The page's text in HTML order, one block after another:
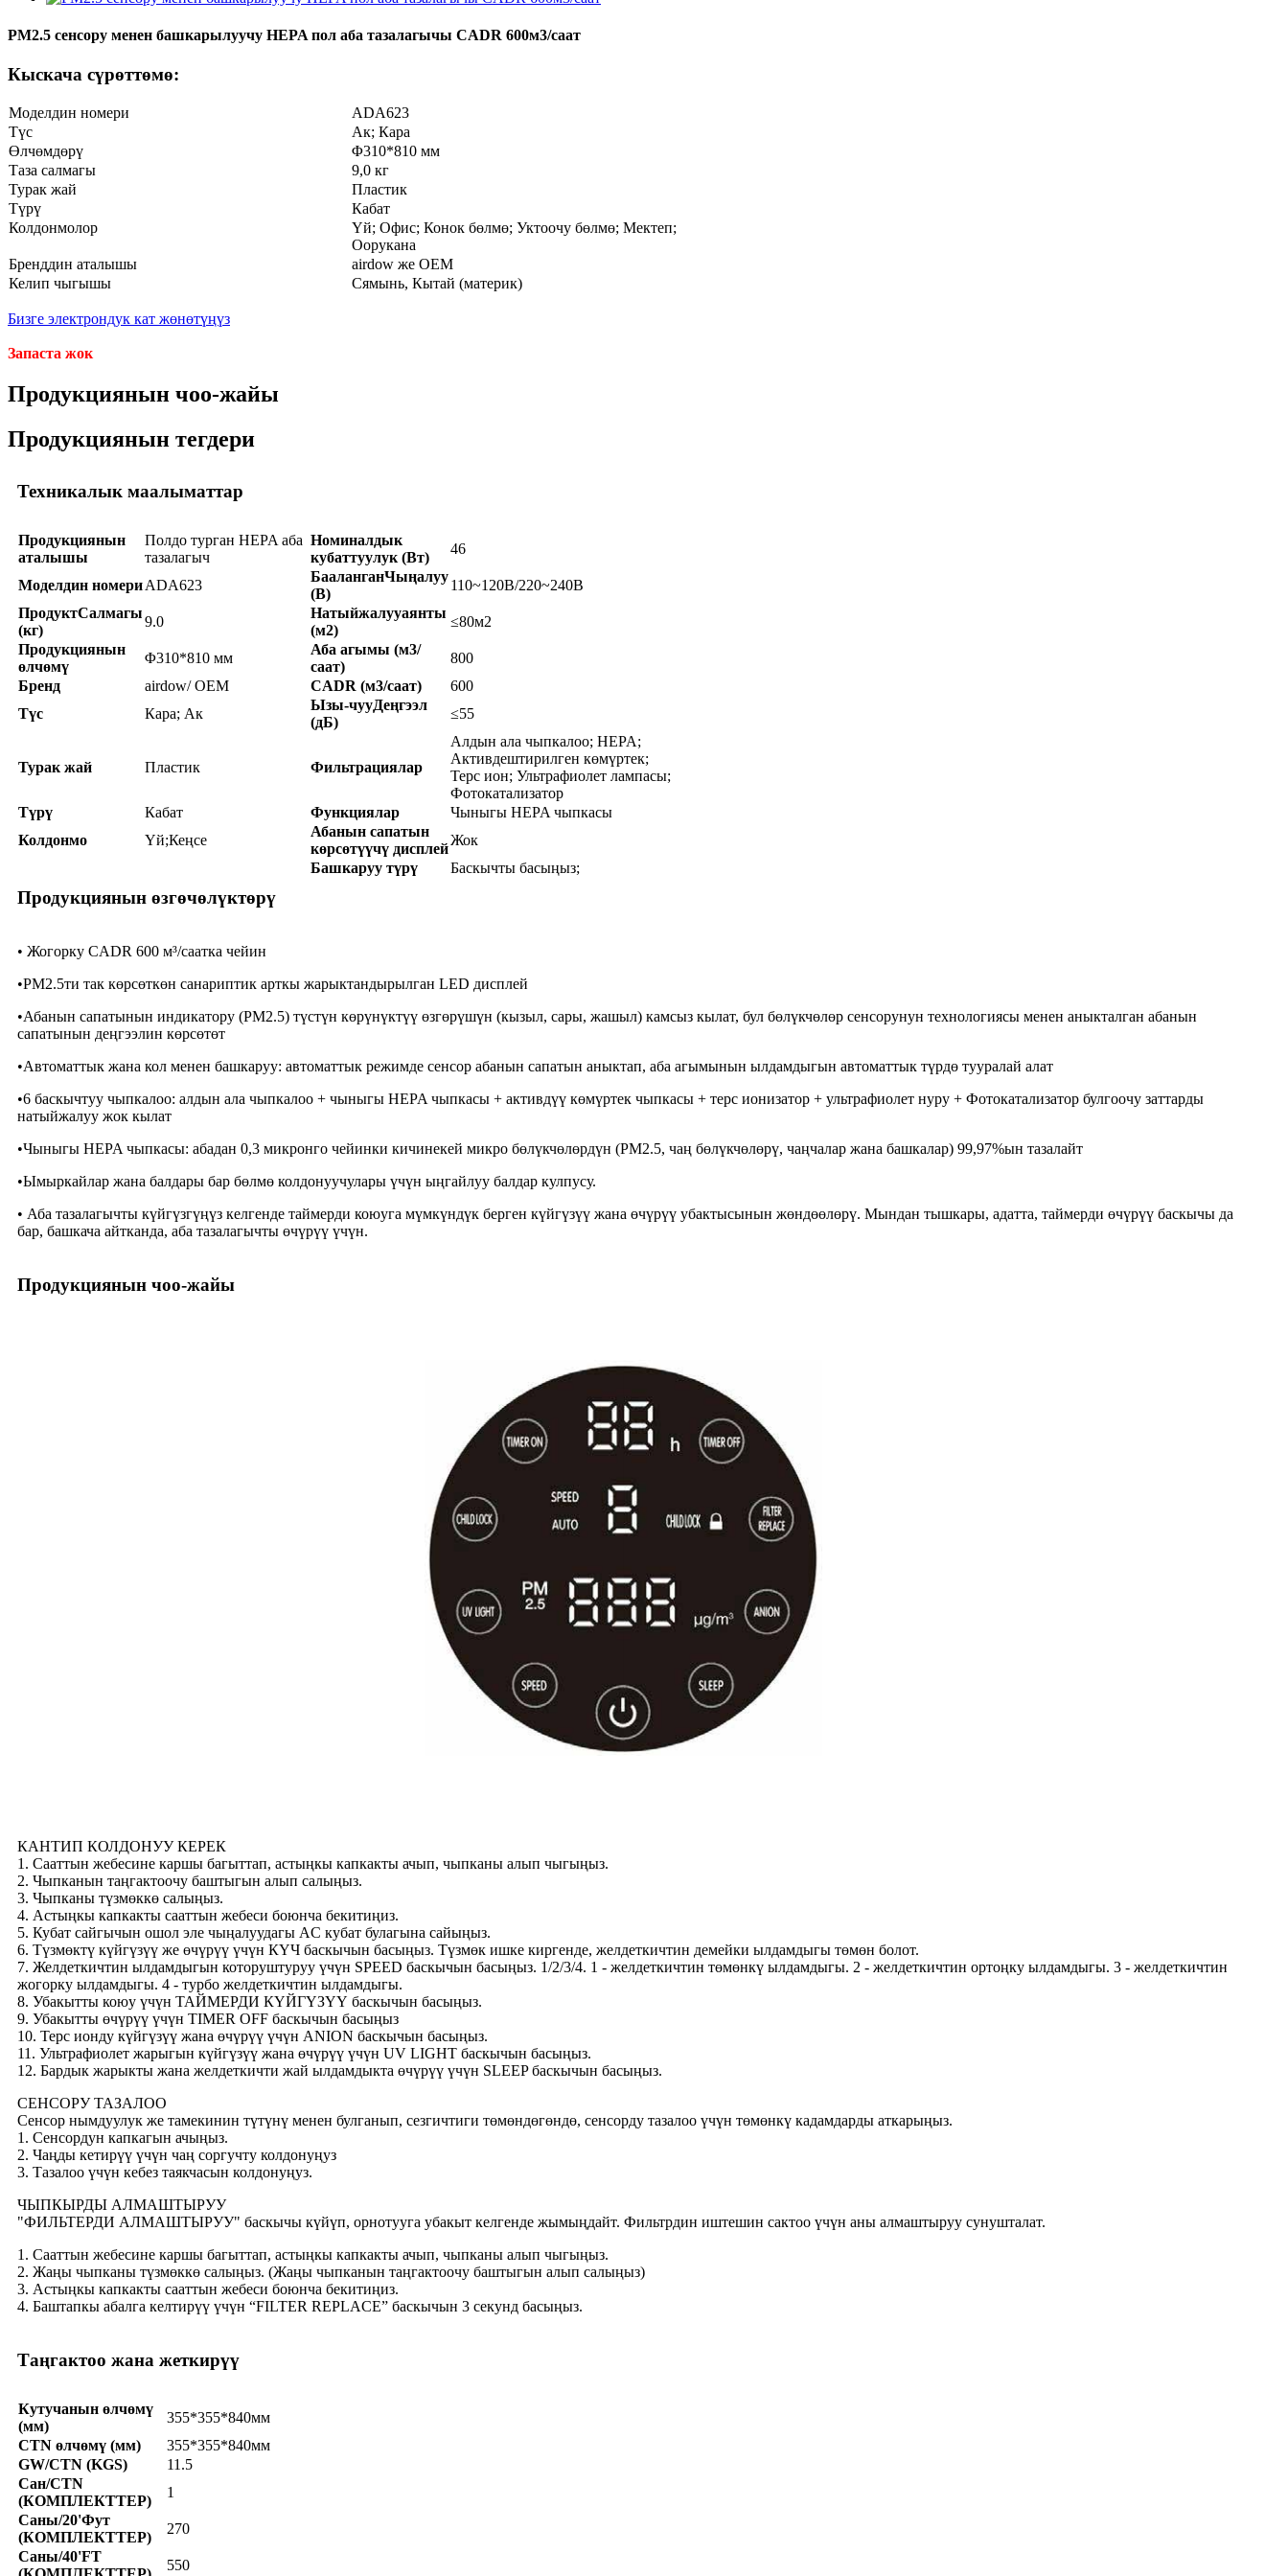
PM2.5 сенсору менен башкарылуучу HEPA пол аба тазалагычы CADR 600м3/саат
Кыскача сүрөттөмө:
Моделдин номери
ADA623
Түс
Ак; Кара
Өлчөмдөрү
Φ310*810 мм
Таза салмагы
9,0 кг
Турак жай
Пластик
Түрү
Кабат
Колдонмолор
Үй; Офис; Конок бөлмө; Уктоочу бөлмө; Мектеп;
Оорукана
Бренддин аталышы
airdow же OEM
Келип чыгышы
Сямынь, Кытай (материк)
Бизге электрондук кат жөнөтүңүз
Запаста жок
Продукциянын чоо-жайы
Продукциянын тегдери
Техникалык маалыматтар
Продукциянын
аталышы
Полдо турган HEPA аба
тазалагыч
Номиналдык
кубаттуулук (Вт)
46
Моделдин номериADA623
БааланганЧыңалуу
(В)
110~120В/220~240В
ПродуктСалмагы
(кг)
9.0
Натыйжалууаянты
(м2)
≤80м2
Продукциянын
өлчөмү
Φ310*810 мм
Аба агымы (м3/
саат)
800
Бренд
airdow/ OEM CADR (м3/саат)
600
Түс
Кара; Ак
Ызы-чууДеңгээл
(дБ)
≤55
Турак жай Пластик Фильтрациялар
Алдын ала чыпкалоо; HEPA;
Активдештирилген көмүртек;
Терс ион; Ультрафиолет лампасы;
Фотокатализатор
Түрү
Кабат Функциялар
Чыныгы HEPA чыпкасы
Колдонмо
Үй;Кеңсе
Абанын сапатын
көрсөтүүчү дисплей
Жок
Башкаруу түрү
Баскычты басыңыз;
Продукциянын өзгөчөлүктөрү
• Жогорку CADR 600 м³/саатка чейин
•PM2.5ти так көрсөткөн санариптик арткы жарыктандырылган LED дисплей
•Абанын сапатынын индикатору (PM2.5) түстүн көрүнүктүү өзгөрүшүн (кызыл, сары, жашыл) камсыз кылат, бул бөлүкчөлөр сенсорунун технологиясы менен аныкталган абанын
сапатынын деңгээлин көрсөтөт
•Автоматтык жана кол менен башкаруу: автоматтык режимде сенсор абанын сапатын аныктап, аба агымынын ылдамдыгын автоматтык түрдө тууралай алат
•6 баскычтуу чыпкалоо: алдын ала чыпкалоо + чыныгы HEPA чыпкасы + активдүү көмүртек чыпкасы + терс ионизатор + ультрафиолет нуру + Фотокатализатор булгоочу заттарды
натыйжалуу жок кылат
•Чыныгы HEPA чыпкасы: абадан 0,3 микронго чейинки кичинекей микро бөлүкчөлөрдүн (PM2.5, чаң бөлүкчөлөрү, чаңчалар жана башкалар) 99,97%ын тазалайт
•Ымыркайлар жана балдары бар бөлмө колдонуучулары үчүн ыңгайлуу балдар кулпусу.
• Аба тазалагычты күйгүзгүңүз келгенде таймерди коюуга мүмкүндүк берген күйгүзүү жана өчүрүү убактысынын жөндөөлөрү. Мындан тышкары, адатта, таймерди өчүрүү баскычы да
бар, башкача айтканда, аба тазалагычты өчүрүү үчүн.
Продукциянын чоо-жайы
КАНТИП КОЛДОНУУ КЕРЕК
1. Сааттын жебесине каршы багыттап, астыңкы капкакты ачып, чыпканы алып чыгыңыз.
2. Чыпканын таңгактоочу баштыгын алып салыңыз.
3. Чыпканы түзмөккө салыңыз.
4. Астыңкы капкакты сааттын жебеси боюнча бекитиңиз.
5. Кубат сайгычын ошол эле чыңалуудагы AC кубат булагына сайыңыз.
6. Түзмөктү күйгүзүү же өчүрүү үчүн КҮЧ баскычын басыңыз. Түзмөк ишке киргенде, желдеткичтин демейки ылдамдыгы төмөн болот.
7. Желдеткичтин ылдамдыгын которуштуруу үчүн SPEED баскычын басыңыз. 1/2/3/4. 1 - желдеткичтин төмөнкү ылдамдыгы. 2 - желдеткичтин ортоңку ылдамдыгы. 3 - желдеткичтин
жогорку ылдамдыгы. 4 - турбо желдеткичтин ылдамдыгы.
8. Убакытты коюу үчүн ТАЙМЕРДИ КҮЙГҮЗҮҮ баскычын басыңыз.
9. Убакытты өчүрүү үчүн TIMER OFF баскычын басыңыз
10. Терс ионду күйгүзүү жана өчүрүү үчүн ANION баскычын басыңыз.
11. Ультрафиолет жарыгын күйгүзүү жана өчүрүү үчүн UV LIGHT баскычын басыңыз.
12. Бардык жарыкты жана желдеткичти жай ылдамдыкта өчүрүү үчүн SLEEP баскычын басыңыз.
СЕНСОРУ ТАЗАЛОО
Сенсор нымдуулук же тамекинин түтүнү менен булганып, сезгичтиги төмөндөгөндө, сенсорду тазалоо үчүн төмөнкү кадамдарды аткарыңыз.
1. Сенсордун капкагын ачыңыз.
2. Чаңды кетирүү үчүн чаң соргучту колдонуңуз
3. Тазалоо үчүн кебез таякчасын колдонуңуз.
ЧЫПКЫРДЫ АЛМАШТЫРУУ
"ФИЛЬТЕРДИ АЛМАШТЫРУУ" баскычы күйүп, орнотууга убакыт келгенде жымыңдайт. Фильтрдин иштешин сактоо үчүн аны алмаштыруу сунушталат.
1. Сааттын жебесине каршы багыттап, астыңкы капкакты ачып, чыпканы алып чыгыңыз.
2. Жаңы чыпканы түзмөккө салыңыз. (Жаңы чыпканын таңгактоочу баштыгын алып салыңыз)
3. Астыңкы капкакты сааттын жебеси боюнча бекитиңиз.
4. Баштапкы абалга келтирүү үчүн “FILTER REPLACE” баскычын 3 секунд басыңыз.
Таңгактоо жана жеткирүү
Кутучанын өлчөмү
(мм)
355*355*840мм
CTN өлчөмү (мм)
355*355*840мм
GW/CTN (KGS)
11.5
Сан/CTN
(КОМПЛЕКТТЕР)
1
Саны/20'Фут
(КОМПЛЕКТТЕР)
270
Саны/40'FT
550